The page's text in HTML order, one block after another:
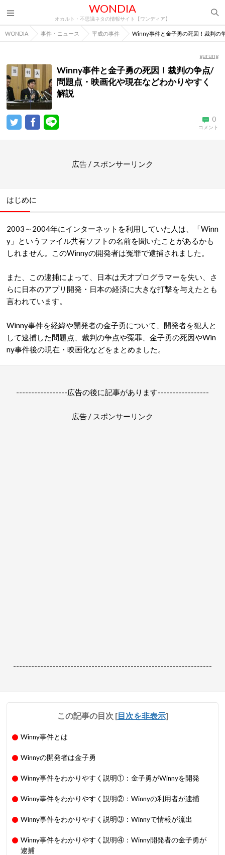
WONDIA
オカルト・不思議ネタの情報サイト【ワンディア】
WONDIA 事件・ニュース 平成の事件 Winny事件と金子勇の死因！裁判の
gurung
Winny事件と金子勇の死因！裁判の争点/
問題点・映画化や現在などわかりやすく
解説
0
コメント
広告 / スポンサーリンク
はじめに
2003～2004年にインターネットを利用していた人は、「Winn
y」というファイル共有ソフトの名前を聞いたことがあるかも
しれません。このWinnyの開発者は冤罪で逮捕されました。
また、この逮捕によって、日本は天才プログラマーを失い、さ
らに日本のアプリ開発・日本の経済に大きな打撃を与えたとも
言われています。
Winny事件を経緯や開発者の金子勇について、開発者を犯人と
して逮捕した問題点、裁判の争点や冤罪、金子勇の死因やWin
ny事件後の現在・映画化などをまとめました。
-----------------広告の後に記事があります-----------------
広告 / スポンサーリンク
------------------------------------------------------------------
この記事の目次 [目次を非表示]
Winny事件とは
Winnyの開発者は金子勇
Winny事件をわかりやすく説明①：金子勇がWinnyを開発
Winny事件をわかりやすく説明②：Winnyの利用者が逮捕
Winny事件をわかりやすく説明③：Winnyで情報が流出
Winny事件をわかりやすく説明④：Winny開発者の金子勇が
逮捕